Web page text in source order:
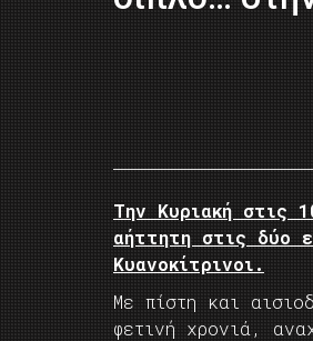
Την Κυριακή στις
αήττητη στις δύο
Κυανοκίτρινοι.
Με πίστη και
φετινή χρονιά,